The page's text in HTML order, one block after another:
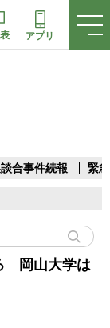
アプリ
合事件続報 緊
岡山大学は